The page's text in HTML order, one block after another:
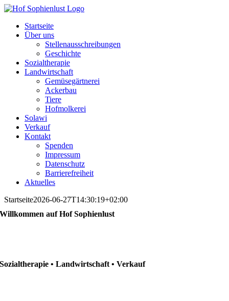
Skip
contentStartseite
Über uns
Stellenausschreibungen
Geschichte
Sozialtherapie
Landwirtschaft
Gemüsegärtnerei
Ackerbau
Tiere
Hofmolkerei
Solawi
Verkauf
Kontakt
Spenden
Impressum
Datenschutz
Barrierefreiheit
Aktuelles
Startseite2026-06-27T14:30:19+02:00
Willkommen auf Hof Sophienlust
Sozialtherapie • Landwirtschaft • Verkauf